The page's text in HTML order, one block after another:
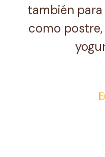
también
como